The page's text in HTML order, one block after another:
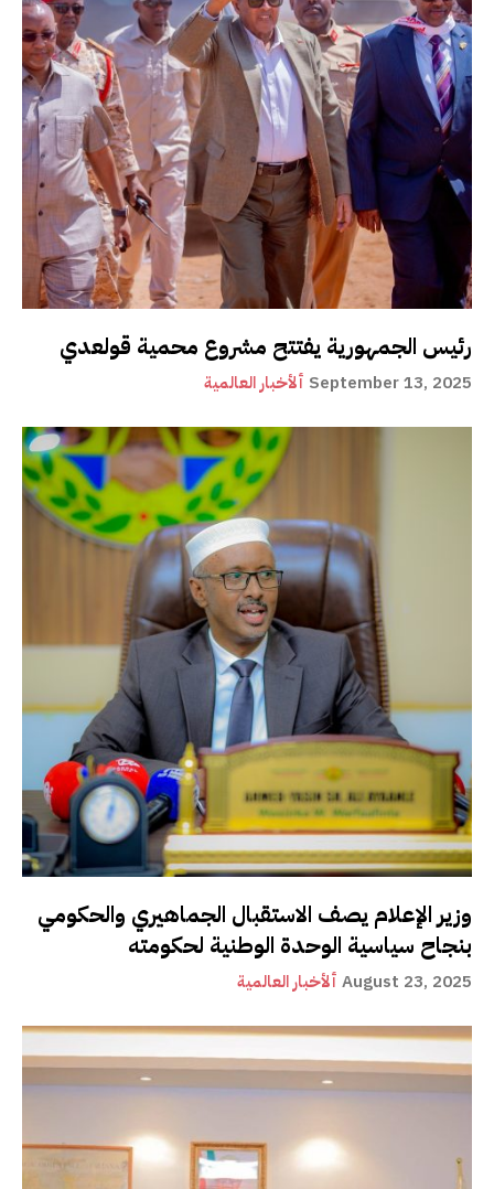
رئيس الجمهورية يفتتح مشروع محمية قولعدي
ألأخبار العالمية September 13, 2025
وزير الإعلام يصف الاستقبال الجماهيري والحكومي
بنجاح سياسية الوحدة الوطنية لحكومته
ألأخبار العالمية August 23, 2025